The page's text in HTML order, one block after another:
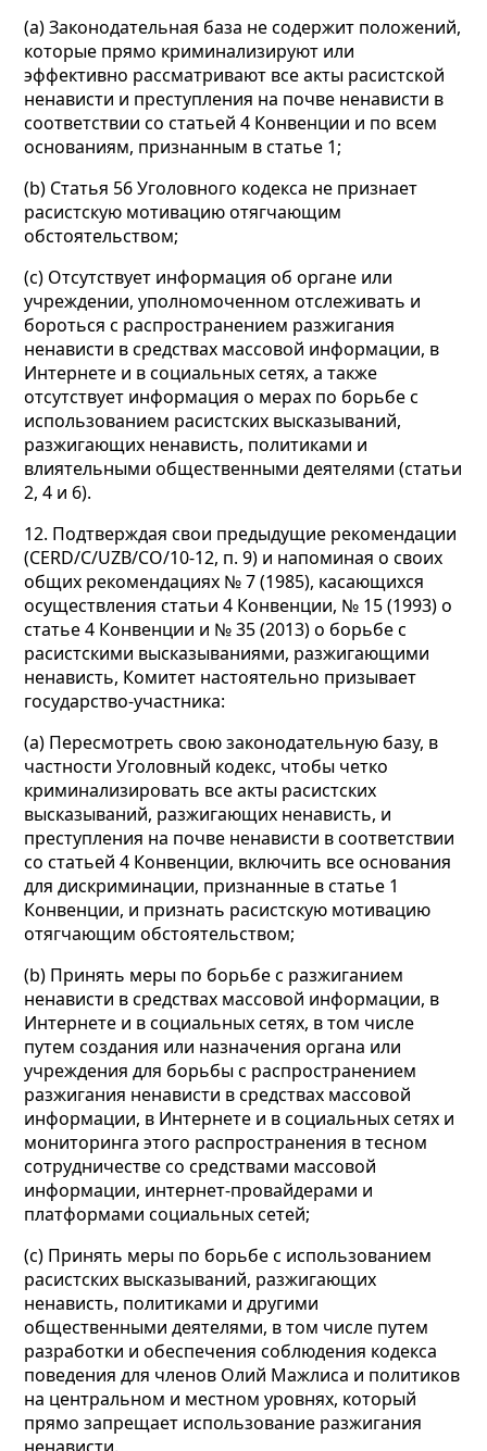
(а) Законодательная база не содержит положений,
которые прямо криминализируют или
эффективно рассматривают все акты расистской
ненависти и преступления на почве ненависти в
соответствии со статьей 4 Конвенции и по всем
основаниям, признанным в статье 1;
(b) Статья 56 Уголовного кодекса не признает
расистскую мотивацию отягчающим
обстоятельством;
(c) Отсутствует информация об органе или
учреждении, уполномоченном отслеживать и
бороться с распространением разжигания
ненависти в средствах массовой информации, в
Интернете и в социальных сетях, а также
отсутствует информация о мерах по борьбе с
использованием расистских высказываний,
разжигающих ненависть, политиками и
влиятельными общественными деятелями (статьи
2, 4 и 6).
12. Подтверждая свои предыдущие рекомендации
(CERD/C/UZB/CO/10-12, п. 9) и напоминая о своих
общих рекомендациях № 7 (1985), касающихся
осуществления статьи 4 Конвенции, № 15 (1993) о
статье 4 Конвенции и № 35 (2013) о борьбе с
расистскими высказываниями, разжигающими
ненависть, Комитет настоятельно призывает
государство-участника:
(а) Пересмотреть свою законодательную базу, в
частности Уголовный кодекс, чтобы четко
криминализировать все акты расистских
высказываний, разжигающих ненависть, и
преступления на почве ненависти в соответствии
со статьей 4 Конвенции, включить все основания
для дискриминации, признанные в статье 1
Конвенции, и признать расистскую мотивацию
отягчающим обстоятельством;
(b) Принять меры по борьбе с разжиганием
ненависти в средствах массовой информации, в
Интернете и в социальных сетях, в том числе
путем создания или назначения органа или
учреждения для борьбы с распространением
разжигания ненависти в средствах массовой
информации, в Интернете и в социальных сетях и
мониторинга этого распространения в тесном
сотрудничестве со средствами массовой
информации, интернет-провайдерами и
платформами социальных сетей;
(c) Принять меры по борьбе с использованием
расистских высказываний, разжигающих
ненависть, политиками и другими
общественными деятелями, в том числе путем
разработки и обеспечения соблюдения кодекса
поведения для членов Олий Мажлиса и политиков
на центральном и местном уровнях, который
прямо запрещает использование разжигания